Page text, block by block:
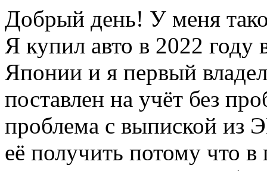
Добрый день! У меня
Я купил авто в 2022 году
Японии и я первый
поставлен на учёт без
проблема с выпиской
её получить потому что